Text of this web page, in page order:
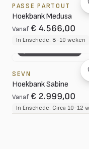
PASSE PARTOUT
Hoekbank Medusa
Vanaf € 4.566,00
In Enschede: 8-10 weken
SEVN
Hoekbank Sabine
Vanaf € 2.999,00
In Enschede: Circa 10-12